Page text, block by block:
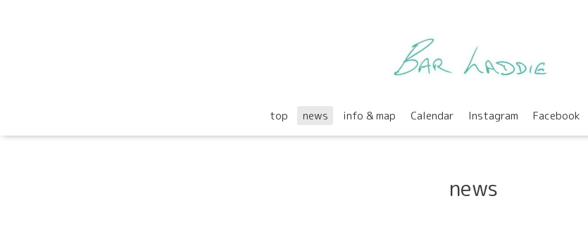
top news info & map Calendar Instagram Facebook
news